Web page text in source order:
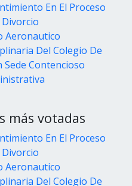
En El Proceso
Divorcio
Aeronautico
Del Colegio De
Sede Contencioso
más votadas
En El Proceso
Divorcio
Aeronautico
Del Colegio De